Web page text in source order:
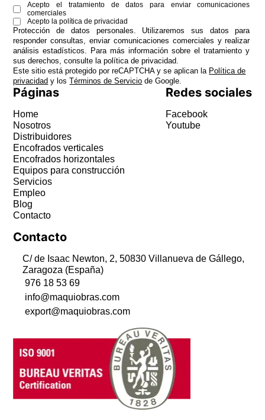
Acepto el tratamiento de datos para enviar comunicaciones
comerciales
Acepto lapolítica de privacidad
Protección de datos personales. Utilizaremos sus datos para
responder consultas, enviar comunicaciones comerciales y realizar
análisis estadísticos. Para más información sobre el tratamiento y
sus derechos, consulte lapolítica de privacidad.
Este sitio está protegido por reCAPTCHA y se aplican la Política de
privacidad y losTérminos de Servicio de Google.
Páginas
Home
Nosotros
Distribuidores
Encofrados verticales
Encofrados horizontales
Equipos para construcción
Servicios
Empleo
Blog
Contacto
Redes sociales
Facebook
Youtube
Contacto
C/ de Isaac Newton, 2, 50830 Villanueva de Gállego,
Zaragoza (España)
976 18 53 69
info@maquiobras.com
export@maquiobras.com